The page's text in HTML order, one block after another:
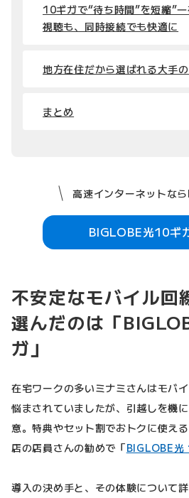
10ギガで“待ち時間”を短縮
視聴も、同時接続でも快適に
地方在住だから選ばれる大手
まとめ
高速インターネットな
BIGLOBE光10ギ
不安定なモバイル回
選んだのは「
ガ」
在宅ワークの多いミナミさんはモバ
悩まされていましたが、引越しを機
意。特典やセット割でおトクに使え
店の店員さんの勧めで「BIGLOBE光
導入の決め手と、その体験について詳